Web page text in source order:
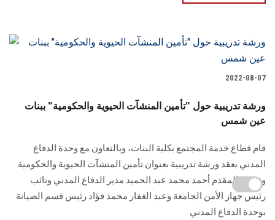
2022-08-07
ورشة تدريبية حول "تأمين المنشآت الحيوية والحكومية" ببنات
عين شمس
قام قطاع خدمة المجتمع بكلية البنات، وبالتعاون مع وحدة الدفاع
المدني بعقد ورشة تدريبية بعنوان تأمين المنشآت الحيوية والحكومية
وقدمها المقدم أحمد محمد عبد الحميد مدير الدفاع المدني ونائب
رئيس جهاز الأمن الجامعة وعبد الغفار محمد فؤاد رئيس قسم الصيانة
بوحدة الدفاع المدني